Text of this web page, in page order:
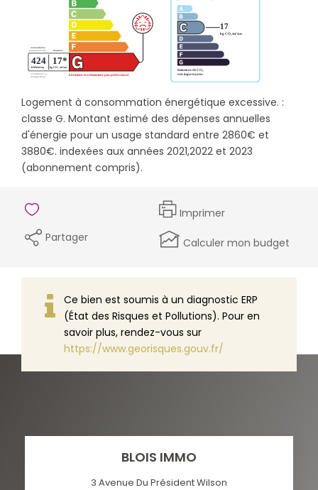
Logement à consommation énergétique excessive. :
classe G. Montant estimé des dépenses annuelles
d'énergie pour un usage standard entre 2860€ et
3880€. indexées aux années 2021,2022 et 2023
(abonnement compris).
Imprimer
Partager
Calculer mon budget
Ce bien est soumis à un diagnostic ERP
(État des Risques et Pollutions). Pour en
savoir plus, rendez-vous sur
https://www.georisques.gouv.fr/
BLOIS IMMO
3 Avenue Du Président Wilson